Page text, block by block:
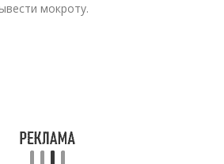
мокроту.